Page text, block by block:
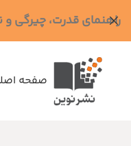
صفحه
راهنمای قدرت، چیرگی و